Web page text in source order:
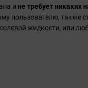
и не требует никаких
пользователю, также
жидкости, или